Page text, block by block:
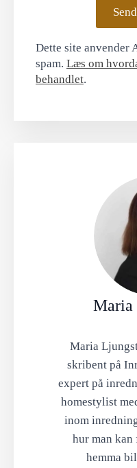
Dette site anvender
spam. Læs om
behandlet.
Maria
Maria
skribent på
expert på
homestylist
inom
hur man
hemma